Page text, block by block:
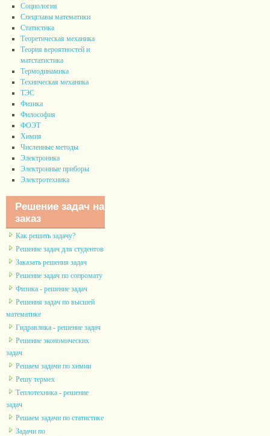
Социология
Спецглавы математики
Статистика
Теоретическая механика
Теория вероятностей и
матстатистика
Термодинамика
Техническая механика
ТЭС
Физика
Философия
ФОЭТ
Химия
Численные методы
Электроника
Электронные приборы
Электротехника
Решение задач на
заказ
Как решить задачу?
Решение задач для студентов
Заказать решения задач
Решение задач по сопромату
Физика - решение задач
Решения задач по высшей
математике
Гидравлика - решение задач
Решение экономических
задач
Решаем задачи по химии
Решу термех
Теплотехника - решение
задач
Решаем задачи по статистике
Задачи по